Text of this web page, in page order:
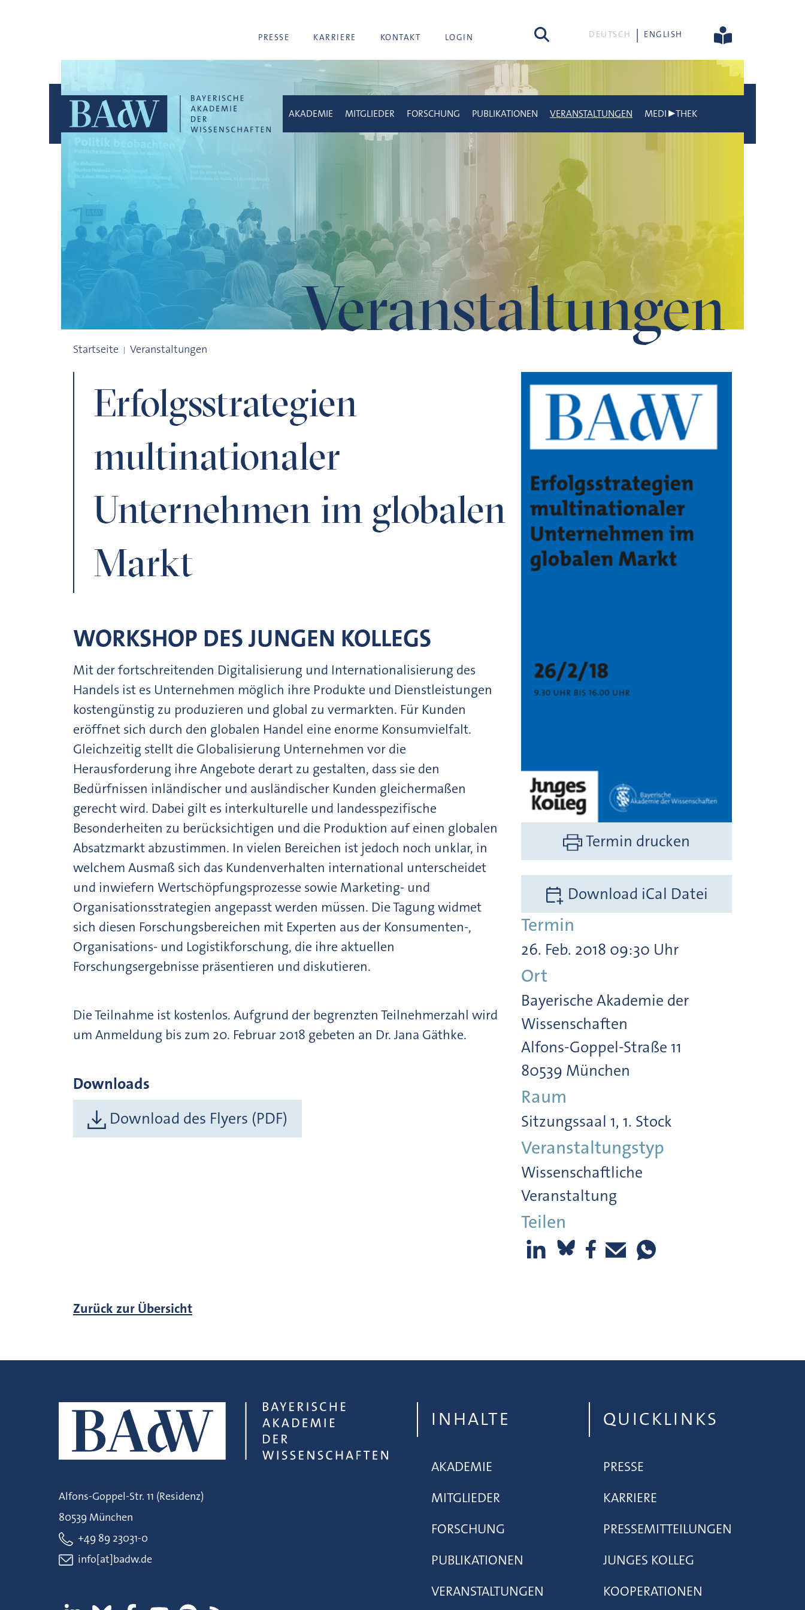
PRESSE KARRIERE KONTAKT LOGIN Suche DEUTSCH ENGLISH
Veranstaltungen
AKADEMIE MITGLIEDER FORSCHUNG PUBLIKATIONEN VERANSTALTUNGEN MEDI▶THEK
Startseite Veranstaltungen
Erfolgsstrategien
multinationaler
Unternehmen im globalen
Markt
WORKSHOP DES JUNGEN KOLLEGS
Mit der fortschreitenden Digitalisierung und Internationalisierung des
Handels ist es Unternehmen möglich ihre Produkte und Dienstleistungen
kostengünstig zu produzieren und global zu vermarkten. Für Kunden
eröffnet sich durch den globalen Handel eine enorme Konsumvielfalt.
Gleichzeitig stellt die Globalisierung Unternehmen vor die
Herausforderung ihre Angebote derart zu gestalten, dass sie den
Bedürfnissen inländischer und ausländischer Kunden gleichermaßen
gerecht wird. Dabei gilt es interkulturelle und landesspezifische
Besonderheiten zu berücksichtigen und die Produktion auf einen globalen
Absatzmarkt abzustimmen. In vielen Bereichen ist jedoch noch unklar, in
welchem Ausmaß sich das Kundenverhalten international unterscheidet
und inwiefern Wertschöpfungsprozesse sowie Marketing- und
Organisationsstrategien angepasst werden müssen. Die Tagung widmet
sich diesen Forschungsbereichen mit Experten aus der Konsumenten-,
Organisations- und Logistikforschung, die ihre aktuellen
Forschungsergebnisse präsentieren und diskutieren.
Die Teilnahme ist kostenlos. Aufgrund der begrenzten Teilnehmerzahl wird
um Anmeldung bis zum 20. Februar 2018 gebeten an Dr. Jana Gäthke.
Downloads
Download des Flyers (PDF)
Termin drucken
Download iCal Datei
Termin
26. Feb. 2018 09:30 Uhr
Ort
Bayerische Akademie der
Wissenschaften
Alfons-Goppel-Straße 11
80539 München
Raum
Sitzungssaal 1, 1. Stock
Veranstaltungstyp
Wissenschaftliche
Veranstaltung
Teilen
Zurück zur Übersicht
Alfons-Goppel-Str. 11 (Residenz)
80539 München
+49 89 23031-0
info[at]badw.de
INHALTE
AKADEMIE
MITGLIEDER
FORSCHUNG
PUBLIKATIONEN
VERANSTALTUNGEN
QUICKLINKS
PRESSE
KARRIERE
PRESSEMITTEILUNGEN
JUNGES KOLLEG
KOOPERATIONEN